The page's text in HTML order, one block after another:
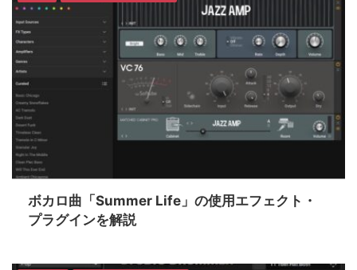
ボカロ曲「Summer Life」の使用エフェクト・
プラグインを解説